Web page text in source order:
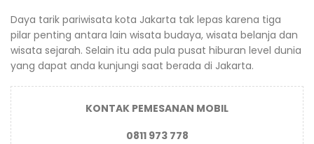
Daya tarik pariwisata kota Jakarta tak lepas karena tiga
pilar penting antara lain wisata budaya, wisata belanja dan
wisata sejarah. Selain itu ada pula pusat hiburan level dunia
yang dapat anda kunjungi saat berada di Jakarta.
KONTAK PEMESANAN MOBIL
0811 973 778